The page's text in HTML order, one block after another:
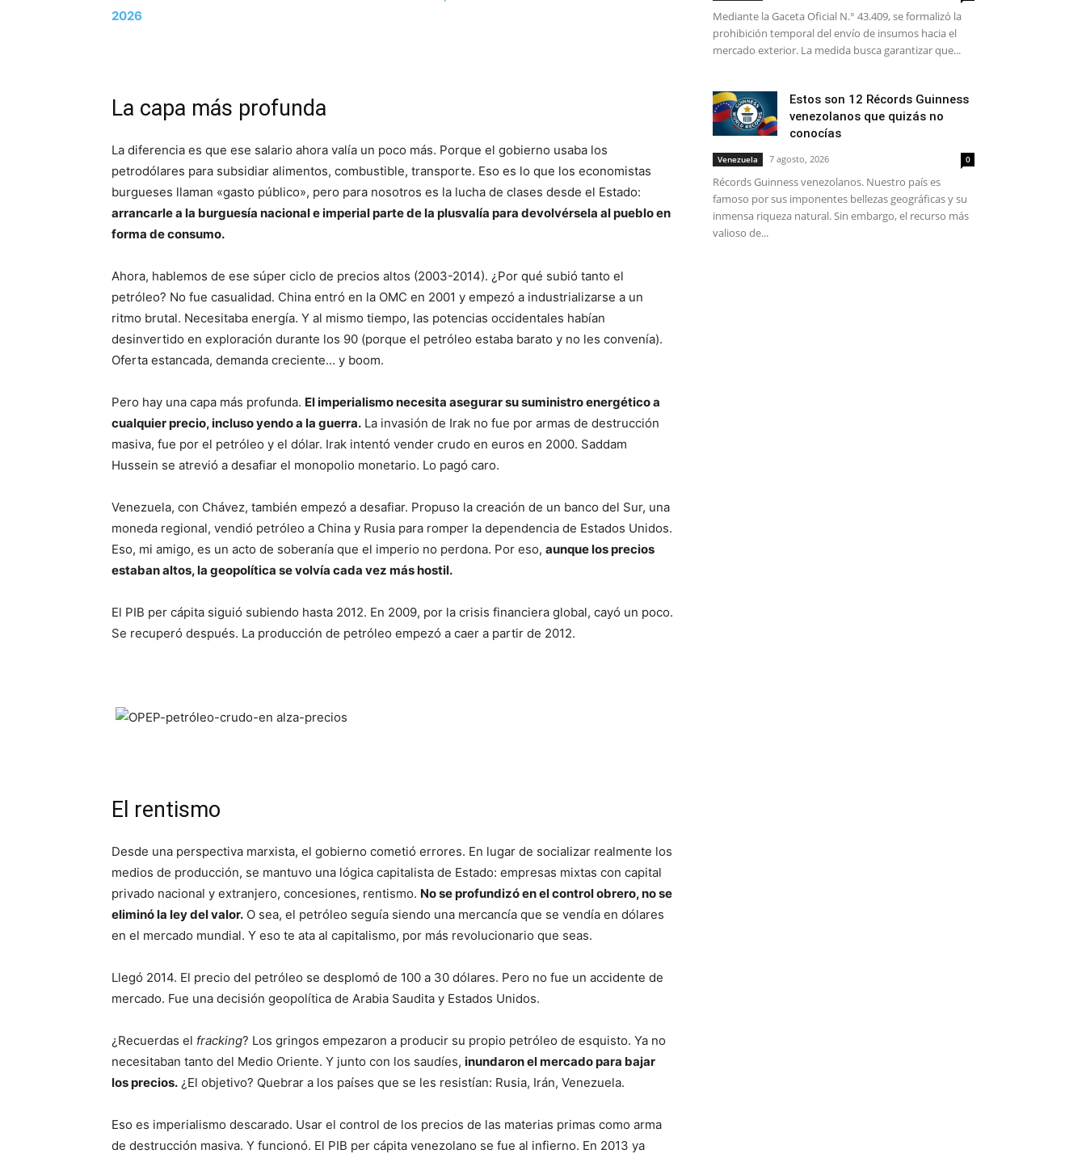
2026
La capa más profunda
La diferencia es que ese salario ahora valía un poco más. Porque el gobierno usaba los
petrodólares para subsidiar alimentos, combustible, transporte. Eso es lo que los economistas
burgueses llaman «gasto público», pero para nosotros es la lucha de clases desde el Estado:
arrancarle a la burguesía nacional e imperial parte de la plusvalía para devolvérsela al pueblo en
forma de consumo.
Ahora, hablemos de ese súper ciclo de precios altos (2003-2014). ¿Por qué subió tanto el
petróleo? No fue casualidad. China entró en la OMC en 2001 y empezó a industrializarse a un
ritmo brutal. Necesitaba energía. Y al mismo tiempo, las potencias occidentales habían
desinvertido en exploración durante los 90 (porque el petróleo estaba barato y no les convenía).
Oferta estancada, demanda creciente… y boom.
Pero hay una capa más profunda. El imperialismo necesita asegurar su suministro energético a
cualquier precio, incluso yendo a la guerra. La invasión de Irak no fue por armas de destrucción
masiva, fue por el petróleo y el dólar. Irak intentó vender crudo en euros en 2000. Saddam
Hussein se atrevió a desafiar el monopolio monetario. Lo pagó caro.
Venezuela, con Chávez, también empezó a desafiar. Propuso la creación de un banco del Sur, una
moneda regional, vendió petróleo a China y Rusia para romper la dependencia de Estados Unidos.
Eso, mi amigo, es un acto de soberanía que el imperio no perdona. Por eso, aunque los precios
estaban altos, la geopolítica se volvía cada vez más hostil.
El PIB per cápita siguió subiendo hasta 2012. En 2009, por la crisis financiera global, cayó un poco.
Se recuperó después. La producción de petróleo empezó a caer a partir de 2012.
El rentismo
Desde una perspectiva marxista, el gobierno cometió errores. En lugar de socializar realmente los
medios de producción, se mantuvo una lógica capitalista de Estado: empresas mixtas con capital
privado nacional y extranjero, concesiones, rentismo. No se profundizó en el control obrero, no se
eliminó la ley del valor. O sea, el petróleo seguía siendo una mercancía que se vendía en dólares
en el mercado mundial. Y eso te ata al capitalismo, por más revolucionario que seas.
Llegó 2014. El precio del petróleo se desplomó de 100 a 30 dólares. Pero no fue un accidente de
mercado. Fue una decisión geopolítica de Arabia Saudita y Estados Unidos.
¿Recuerdas el fracking? Los gringos empezaron a producir su propio petróleo de esquisto. Ya no
necesitaban tanto del Medio Oriente. Y junto con los saudíes, inundaron el mercado para bajar
los precios. ¿El objetivo? Quebrar a los países que se les resistían: Rusia, Irán, Venezuela.
Eso es imperialismo descarado. Usar el control de los precios de las materias primas como arma
de destrucción masiva. Y funcionó. El PIB per cápita venezolano se fue al infierno. En 2013 ya
Mediante la Gaceta Oficial N.° 43.409, se formalizó la
prohibición temporal del envío de insumos hacia el
mercado exterior. La medida busca garantizar que...
Estos son 12 Récords Guinness
venezolanos que quizás no
conocías
Venezuela 7 agosto, 2026 0
Récords Guinness venezolanos. Nuestro país es
famoso por sus imponentes bellezas geográficas y su
inmensa riqueza natural. Sin embargo, el recurso más
valioso de...